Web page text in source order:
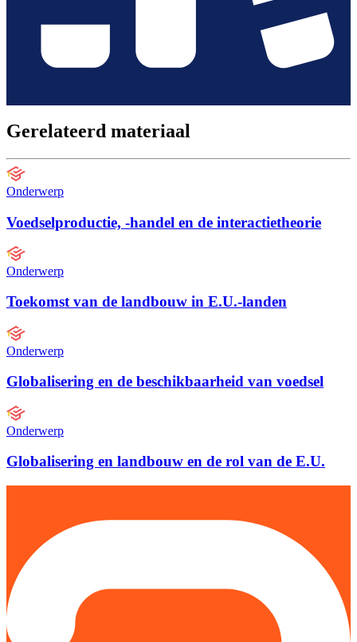
Gerelateerd materiaal
Onderwerp
Voedselproductie, -handel en de interactietheorie
Onderwerp
Toekomst van de landbouw in E.U.-landen
Onderwerp
Globalisering en de beschikbaarheid van voedsel
Onderwerp
Globalisering en landbouw en de rol van de E.U.